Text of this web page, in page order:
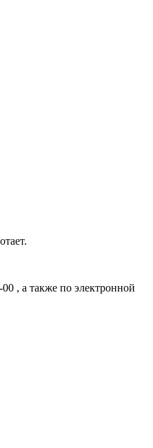
, а также по электронной